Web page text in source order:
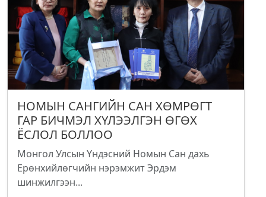
НОМЫН САНГИЙН САН ХӨМРӨГТ
ГАР БИЧМЭЛ ХҮЛЭЭЛГЭН ӨГӨХ
ЁСЛОЛ БОЛЛОО
Монгол Улсын Үндэсний Номын Сан дахь
Ерөнхийлөгчийн нэрэмжит Эрдэм
шинжилгээн...